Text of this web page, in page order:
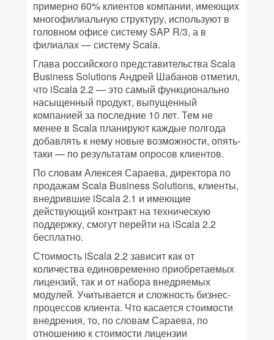
примерно 60% клиентов компании, имеющих
многофилиальную структуру, используют в
головном офисе систему SAP R/3, а в
филиалах — систему Scala.
Глава российского представительства Scala
Business Solutions Андрей Шабанов отметил,
что iScala 2.2 — это самый функционально
насыщенный продукт, выпущенный
компанией за последние 10 лет. Тем не
менее в Scala планируют каждые полгода
добавлять к нему новые возможности, опять-
таки — по результатам опросов клиентов.
По словам Алексея Сараева, директора по
продажам Scala Business Solutions, клиенты,
внедрившие iScala 2.1 и имеющие
действующий контракт на техническую
поддержку, смогут перейти на iScala 2.2
бесплатно.
Стоимость iScala 2.2 зависит как от
количества единовременно приобретаемых
лицензий, так и от набора внедряемых
модулей. Учитывается и сложность бизнес-
процессов клиента. Что касается стоимости
внедрения, то, по словам Сараева, по
отношению к стоимости лицензии